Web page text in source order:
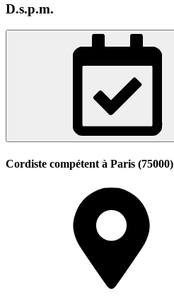
D.s.p.m.
Cordiste compétent à Paris (75000)